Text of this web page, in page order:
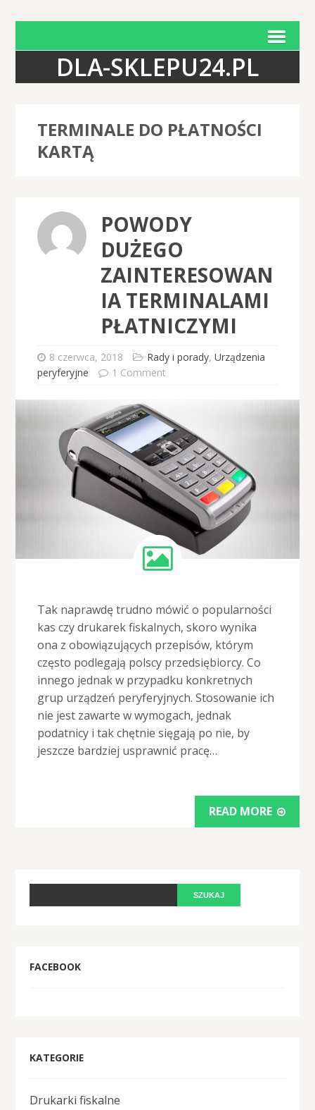
DLA-SKLEPU24.PL
TERMINALE DO PŁATNOŚCI
KARTĄ
POWODY
DUŻEGO
ZAINTERESOWAN
IA TERMINALAMI
PŁATNICZYMI
8 czerwca, 2018 Rady i porady, Urządzenia
peryferyjne
1 Comment
Tak naprawdę trudno mówić o popularności
kas czy drukarek fiskalnych, skoro wynika
ona z obowiązujących przepisów, którym
często podlegają polscy przedsiębiorcy. Co
innego jednak w przypadku konkretnych
grup urządzeń peryferyjnych. Stosowanie ich
nie jest zawarte w wymogach, jednak
podatnicy i tak chętnie sięgają po nie, by
jeszcze bardziej usprawnić pracę…
READ MORE
FACEBOOK
KATEGORIE
Drukarki fiskalne